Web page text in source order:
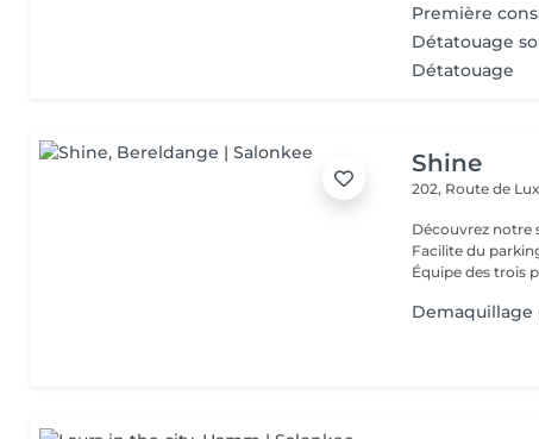
Première
Détatouage
Détatouage
Shine
202, Route de
Découvrez notre
Facilite du
Équipe des trois
Demaquillage